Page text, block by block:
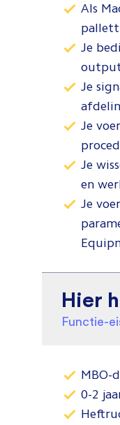
Als
Je
Je
Je
Je
en
Je
Hier
Functie-
MBO-
0-2